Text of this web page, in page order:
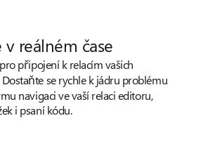
reálném čase
připojení k relacím vašich
se rychle k jádru problému
navigaci ve vaší relaci editoru,
i psaní kódu.